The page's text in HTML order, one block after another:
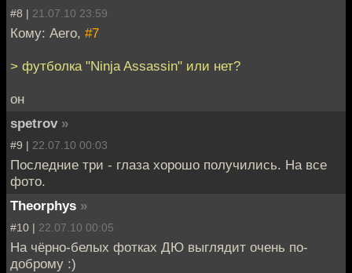
#8 | 21.07.10 23:59
Кому: Aero, #7
> футболка "Ninja Assassin" или нет?
он
spetrov »
#9 | 22.07.10 00:03
Последние три - глаза хорошо получились. На все
фото.
Theorphys »
#10 | 22.07.10 00:05
На чёрно-белых фотках ДЮ выглядит очень по-
доброму :)